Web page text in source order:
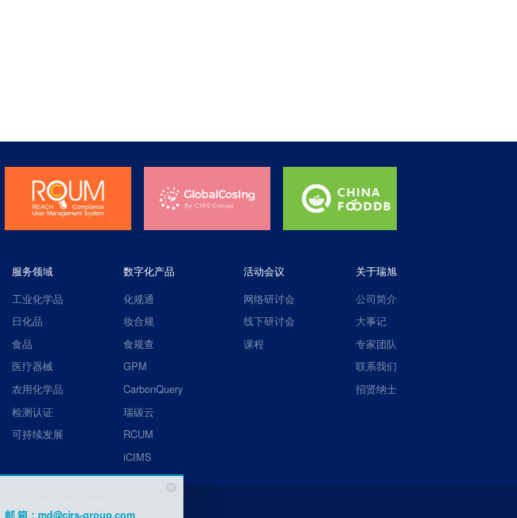
邮 箱：md@cirs-group.com
服务领域
工业化学品
日化品
食品
医疗器械
农用化学品
检测认证
可持续发展
数字化产品
化规通
妆合规
食规查
GPM
CarbonQuery
瑞碳云
RCUM
iCIMS
活动会议
网络研讨会
线下研讨会
课程
关于瑞旭
公司简介
大事记
专家团队
联系我们
招贤纳士